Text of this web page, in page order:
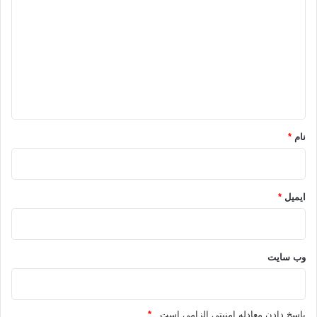
نام *
ایمیل *
وب‌ سایت
پاسخ دادن معادله امنیتی الزامی است . *